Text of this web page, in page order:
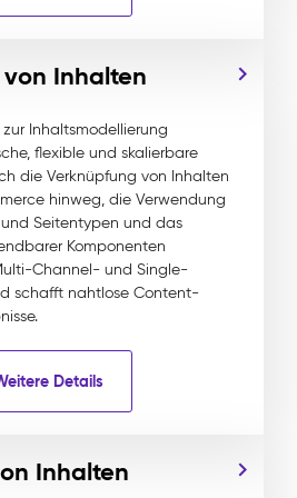
Inhalten
Inhaltsmodellierung
flexible und skalierbare
die Verknüpfung von Inhalten
hinweg, die Verwendung
Seitentypen und das
Komponenten
Channel- und Single-
schafft nahtlose Content-
Details
Inhalten